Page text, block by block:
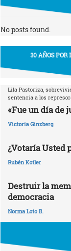
No posts found.
30 AÑOS
Lila Pastoriza,
sentencia a los
«Fue un día de
Victoria Ginzberg
¿Votaría Usted
Rubén Kotler
Destruir la
democracia
Norma Loto B.